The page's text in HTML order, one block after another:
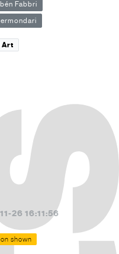
Fabbri
Art
26 16:11:56
shown